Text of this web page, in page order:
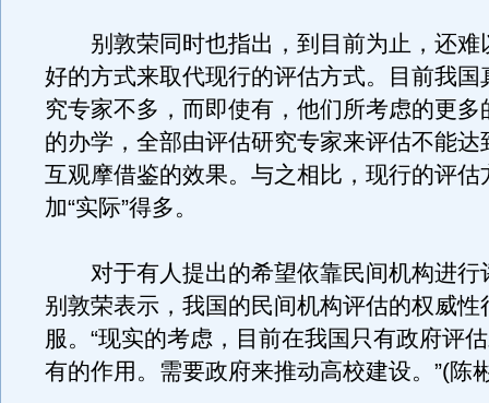
别敦荣同时也指出，到目前为止，还难
好的方式来取代现行的评估方式。目前我国
究专家不多，而即使有，他们所考虑的更多
的办学，全部由评估研究专家来评估不能达
互观摩借鉴的效果。与之相比，现行的评估
加“实际”得多。
对于有人提出的希望依靠民间机构进行
别敦荣表示，我国的民间机构评估的权威性
服。“现实的考虑，目前在我国只有政府评
有的作用。需要政府来推动高校建设。”(陈